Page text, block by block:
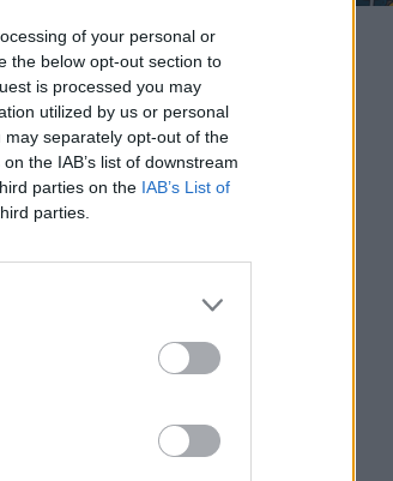
of your personal or
the below opt-out section to
is processed you may
utilized by us or personal
separately opt-out of the
the IAB’s list of downstream
parties on the IAB’s List of
parties.